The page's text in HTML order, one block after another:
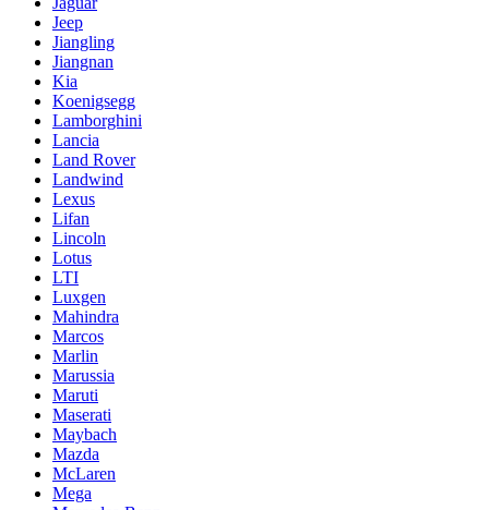
Jeep
Jiangling
Jiangnan
Kia
Koenigsegg
Lamborghini
Lancia
Land Rover
Landwind
Lexus
Lifan
Lincoln
Lotus
LTI
Luxgen
Mahindra
Marcos
Marlin
Marussia
Maruti
Maserati
Maybach
Mazda
McLaren
Mega